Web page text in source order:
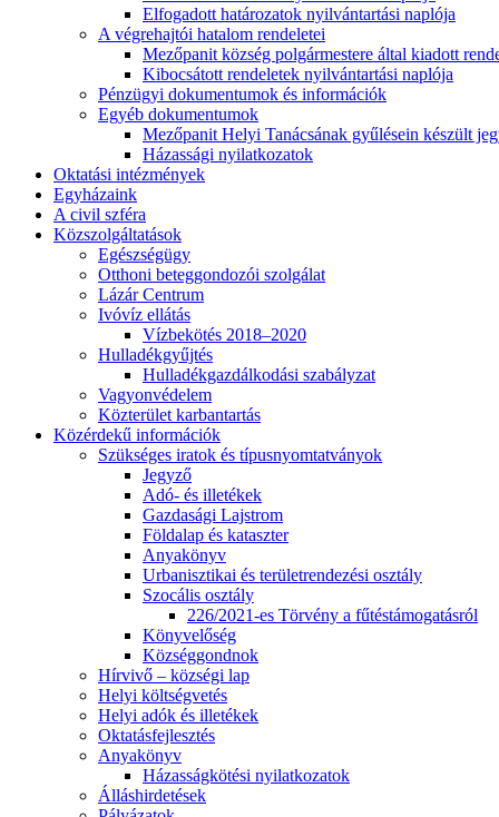
Elfogadott határozatok nyilvántartási naplója
A végrehajtói hatalom rendeletei
Mezőpanit község polgármestere által kiadott
Kibocsátott rendeletek nyilvántartási naplója
Pénzügyi dokumentumok és információk
Egyéb dokumentumok
Mezőpanit Helyi Tanácsának gyűlésein készült
Házassági nyilatkozatok
Oktatási intézmények
Egyházaink
A civil szféra
Közszolgáltatások
Egészségügy
Otthoni beteggondozói szolgálat
Lázár Centrum
Ivóvíz ellátás
Vízbekötés 2018–2020
Hulladékgyűjtés
Hulladékgazdálkodási szabályzat
Vagyonvédelem
Közterület karbantartás
Közérdekű információk
Szükséges iratok és típusnyomtatványok
Jegyző
Adó- és illetékek
Gazdasági Lajstrom
Földalap és kataszter
Anyakönyv
Urbanisztikai és területrendezési osztály
Szocális osztály
226/2021-es Törvény a fűtéstámogatásról
Könyvelőség
Községgondnok
Hírvivő – községi lap
Helyi költségvetés
Helyi adók és illetékek
Oktatásfejlesztés
Anyakönyv
Házasságkötési nyilatkozatok
Álláshirdetések